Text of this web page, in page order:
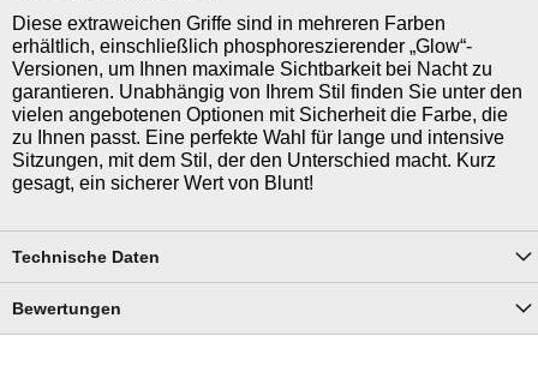
Diese extraweichen Griffe sind in mehreren Farben
erhältlich, einschließlich phosphoreszierender „Glow“-
Versionen, um Ihnen maximale Sichtbarkeit bei Nacht zu
garantieren. Unabhängig von Ihrem Stil finden Sie unter den
vielen angebotenen Optionen mit Sicherheit die Farbe, die
zu Ihnen passt. Eine perfekte Wahl für lange und intensive
Sitzungen, mit dem Stil, der den Unterschied macht. Kurz
gesagt, ein sicherer Wert von Blunt!
Technische Daten
Bewertungen